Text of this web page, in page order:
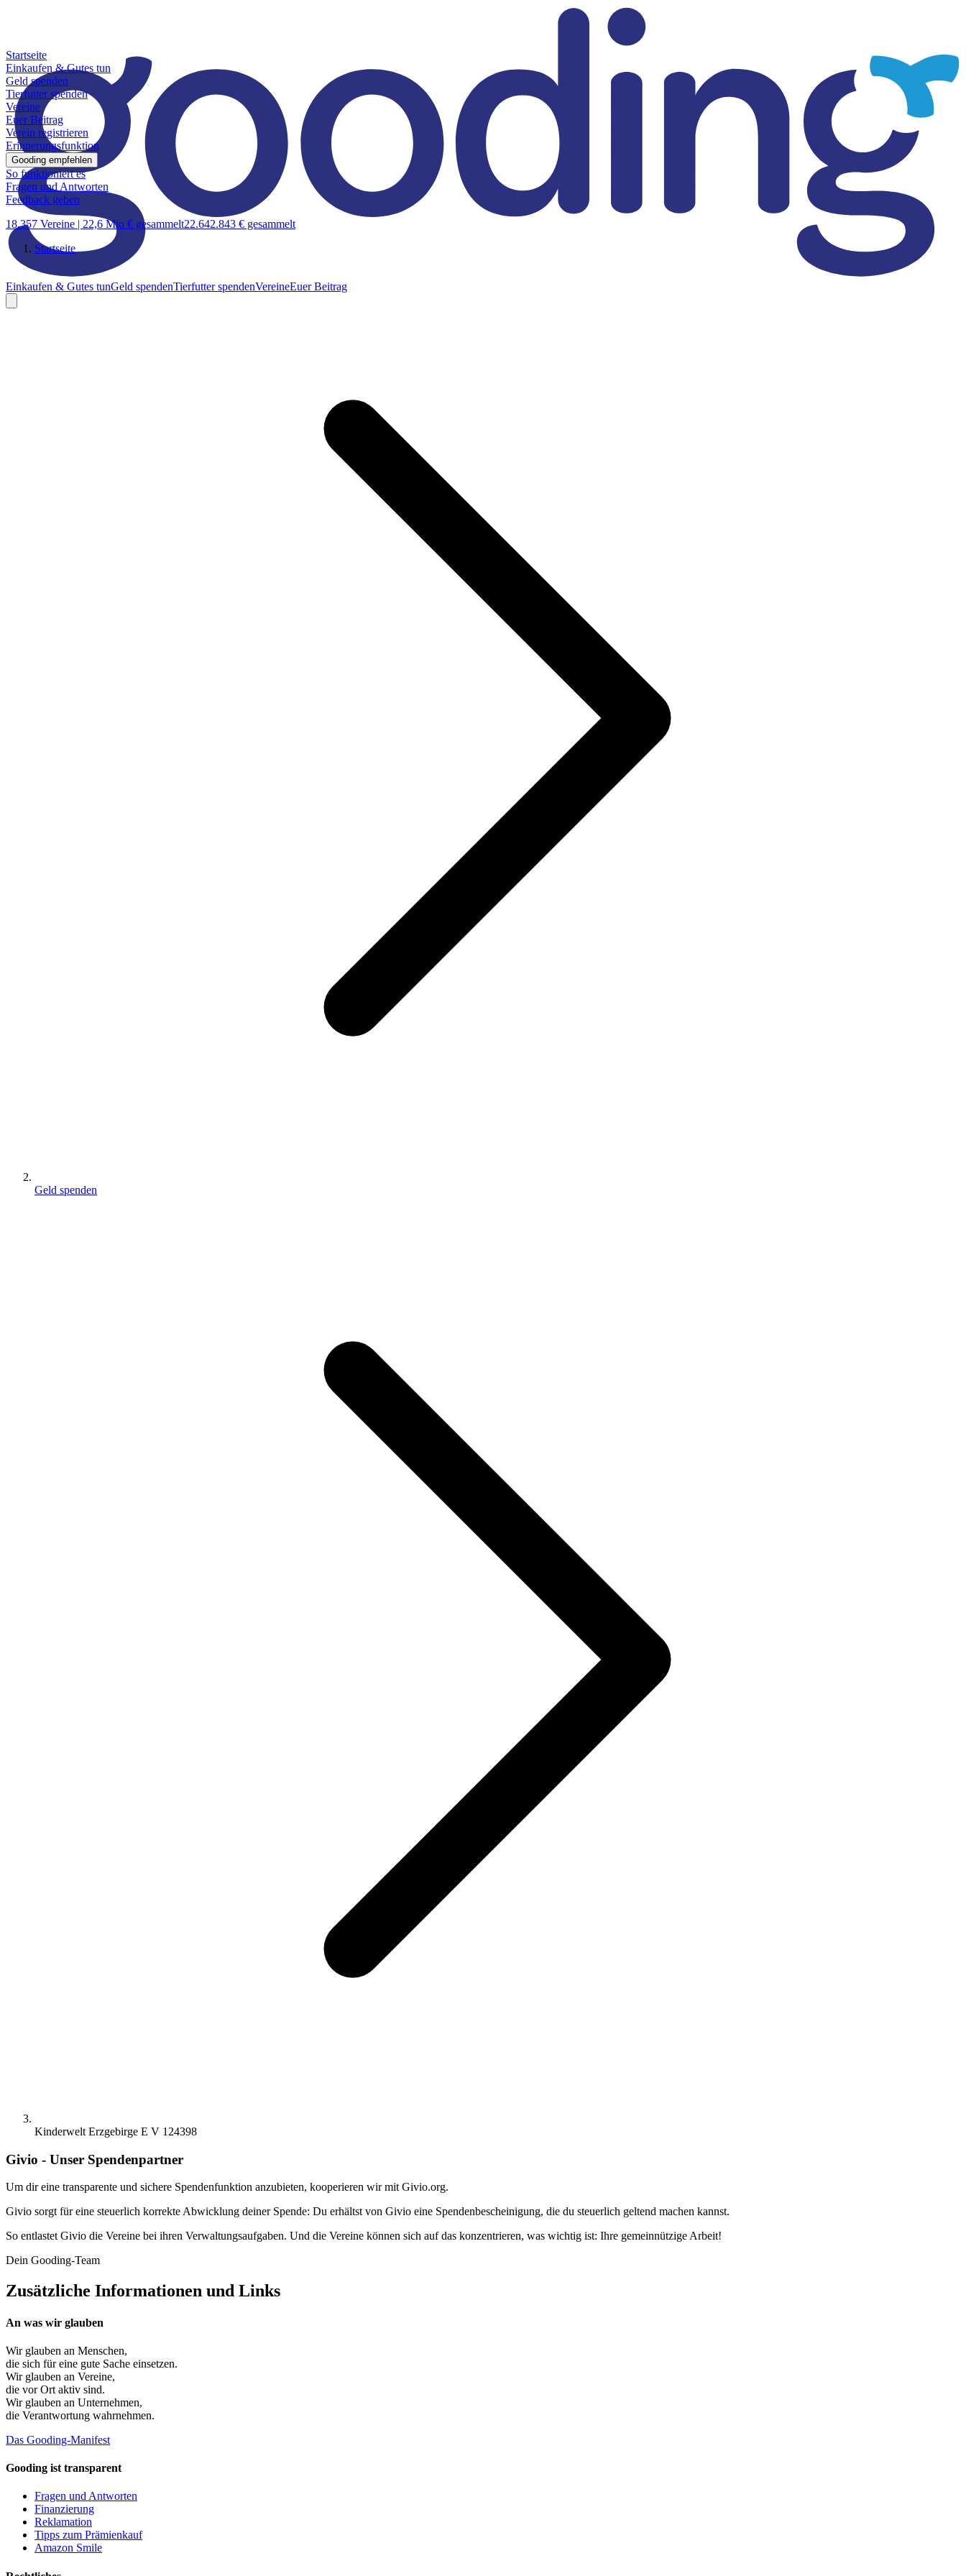
Einkaufen & Gutes tunGeld spendenTierfutter spendenVereineEuer Beitrag
Startseite
Einkaufen & Gutes tun
Geld spenden
Tierfutter spenden
Vereine
Euer Beitrag
Verein registrieren
Erinnerungsfunktion
Gooding empfehlen
So funktioniert es
Fragen und Antworten
Feedback geben
18.357 Vereine | 22,6 Mio € gesammelt22.642.843 € gesammelt
Startseite
Geld spenden
Kinderwelt Erzgebirge E V 124398
Givio - Unser Spendenpartner
Um dir eine transparente und sichere Spendenfunktion anzubieten, kooperieren wir mit Givio.org.
Givio sorgt für eine steuerlich korrekte Abwicklung deiner Spende: Du erhältst von Givio eine Spendenbescheinigung, die du steuerlich geltend machen kannst.
So entlastet Givio die Vereine bei ihren Verwaltungsaufgaben. Und die Vereine können sich auf das konzentrieren, was wichtig ist: Ihre gemeinnützige Arbeit!
Dein Gooding-Team
Zusätzliche Informationen und Links
An was wir glauben
Wir glauben an Menschen,
die sich für eine gute Sache einsetzen.
Wir glauben an Vereine,
die vor Ort aktiv sind.
Wir glauben an Unternehmen,
die Verantwortung wahrnehmen.
Das Gooding-Manifest
Gooding ist transparent
Fragen und Antworten
Finanzierung
Reklamation
Tipps zum Prämienkauf
Amazon Smile